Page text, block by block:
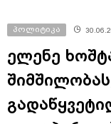
პოლიტიკა
ელენე